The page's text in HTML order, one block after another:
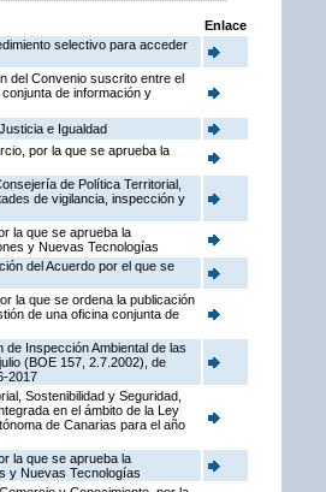
Enlace
selectivo para acceder
del Convenio suscrito entre el
de información y
e Igualdad
por la que se aprueba la
de Política Territorial,
de vigilancia, inspección y
la que se aprueba la
y Nuevas Tecnologías
del Acuerdo por el que se
la que se ordena la publicación
de una oficina conjunta de
Inspección Ambiental de las
(BOE 157, 2.7.2002), de
2017
Sostenibilidad y Seguridad,
en el ámbito de la Ley
de Canarias para el año
la que se aprueba la
y Nuevas Tecnologías